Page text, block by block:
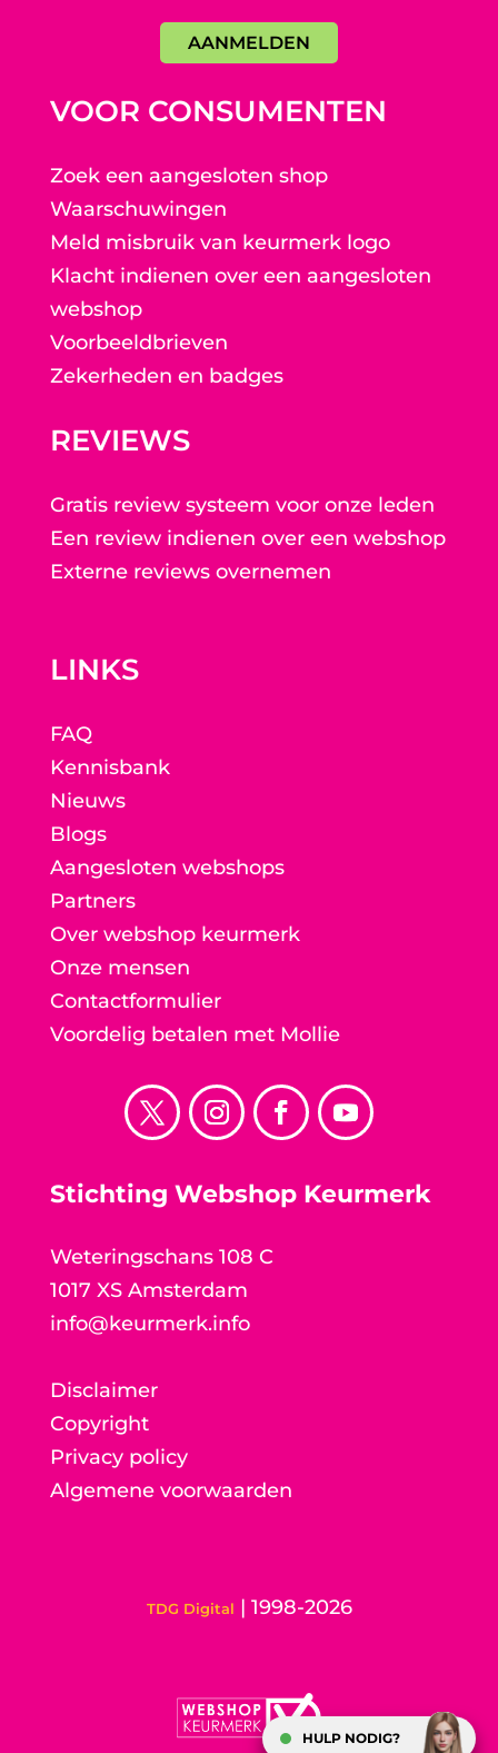
AANMELDEN
VOOR CONSUMENTEN
Zoek een aangesloten shop
Waarschuwingen
Meld misbruik van keurmerk logo
Klacht indienen over een aangesloten
webshop
Voorbeeldbrieven
Zekerheden en badges
REVIEWS
Gratis review systeem voor onze leden
Een review indienen over een webshop
Externe reviews overnemen
LINKS
FAQ
Kennisbank
Nieuws
Blogs
Aangesloten webshops
Partners
Over webshop keurmerk
Onze mensen
Contactformulier
Voordelig betalen met Mollie
Stichting Webshop Keurmerk
Weteringschans 108 C
1017 XS Amsterdam
info@keurmerk.info
Disclaimer
Copyright
Privacy policy
Algemene voorwaarden
TDG Digital | 1998-2026
HULP NODIG?